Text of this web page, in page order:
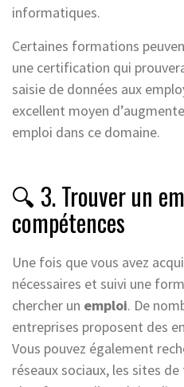
informatiques.
Certaines formations
une certification qui
saisie de données aux
excellent moyen
emploi dans ce domaine.
🔍 3. Trouver un
compétences
Une fois que vous avez
nécessaires et suivi une
chercher un emploi. De
entreprises proposent des
Vous pouvez également
réseaux sociaux, les sites